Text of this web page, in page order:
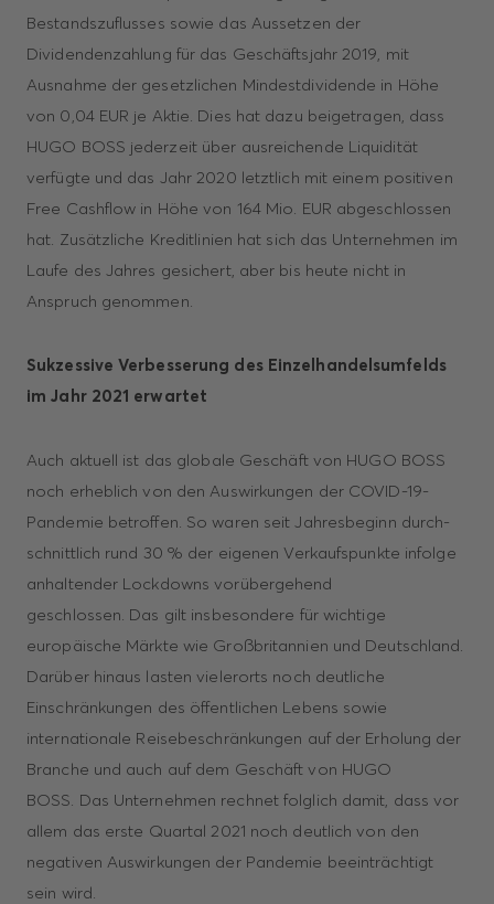
Bestandszuflusses sowie das Aussetzen der
Dividendenzahlung für das Geschäftsjahr 2019, mit
Ausnahme der gesetzlichen Mindestdividende in Höhe
von 0,04 EUR je Aktie. Dies hat dazu beigetragen, dass
HUGO BOSS jederzeit über ausreichende Liquidität
verfügte und das Jahr 2020 letztlich mit einem positiven
Free Cashflow in Höhe von 164 Mio. EUR abgeschlossen
hat. Zusätzliche Kreditlinien hat sich das Unternehmen im
Laufe des Jahres gesichert, aber bis heute nicht in
Anspruch genommen.
Sukzessive Verbesserung des Einzelhandelsumfelds
im Jahr 2021 erwartet
Auch aktuell ist das globale Geschäft von HUGO BOSS
noch erheblich von den Auswirkungen der COVID-19-
Pandemie betroffen. So waren seit Jahresbeginn durch­
schnittlich rund 30 % der eigenen Verkaufspunkte infolge
anhaltender Lockdowns vorübergehend
geschlossen. Das gilt insbesondere für wichtige
europäische Märkte wie Großbritannien und Deutschland.
Darüber hinaus lasten vielerorts noch deutliche
Einschränkungen des öffentlichen Lebens sowie
internationale Reisebeschränkungen auf der Erholung der
Branche und auch auf dem Geschäft von HUGO
BOSS. Das Unternehmen rechnet folglich damit, dass vor
allem das erste Quartal 2021 noch deutlich von den
negativen Auswirkungen der Pandemie beeinträchtigt
sein wird.